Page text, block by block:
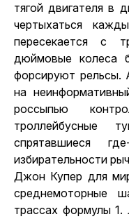
тягой двигателя в
чертыхаться
пересекается с
дюймовые колеса
форсируют рельсы.
на
россыпью
троллейбусные
спрятавшиеся
избирательности
Джон Купер для
среднемоторные
трассах формулы